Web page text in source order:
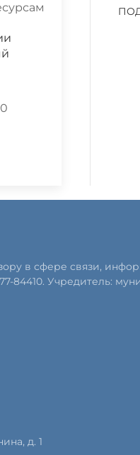
в сфере связи,
84410. Учредитель:
д. 1